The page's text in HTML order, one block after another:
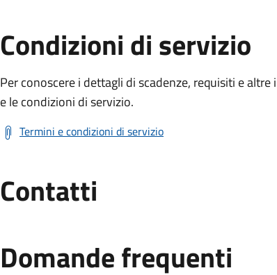
Condizioni di servizio
Per conoscere i dettagli di scadenze, requisiti e
e le condizioni di servizio.
Termini e condizioni di servizio
Contatti
Domande frequenti